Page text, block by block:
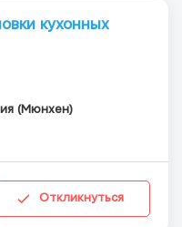
кухонных
(Мюнхен)
Откликнуться